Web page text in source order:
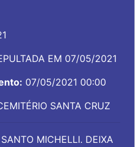
EM 07/05/2021
07/05/2021 00:00
SANTA CRUZ
MICHELLI. DEIXA